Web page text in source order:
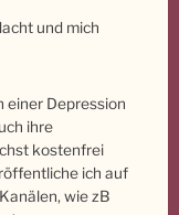
und mich
einer Depression
ihre
kostenfrei
ich auf
wie zB